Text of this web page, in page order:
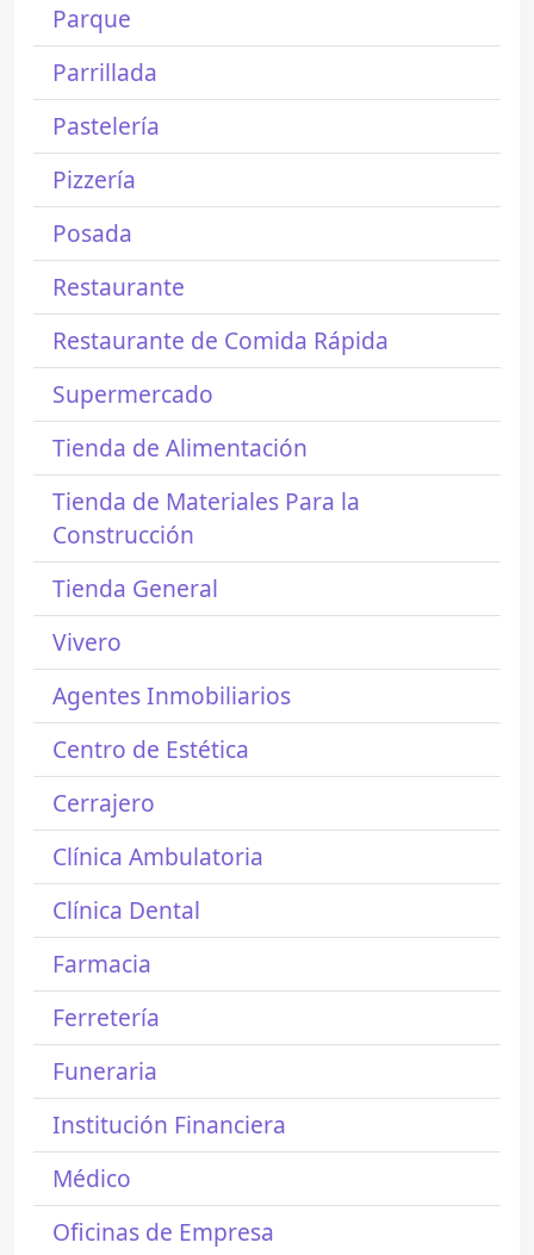
Parque
Parrillada
Pastelería
Pizzería
Posada
Restaurante
Restaurante de Comida Rápida
Supermercado
Tienda de Alimentación
Tienda de Materiales Para la
Construcción
Tienda General
Vivero
Agentes Inmobiliarios
Centro de Estética
Cerrajero
Clínica Ambulatoria
Clínica Dental
Farmacia
Ferretería
Funeraria
Institución Financiera
Médico
Oficinas de Empresa